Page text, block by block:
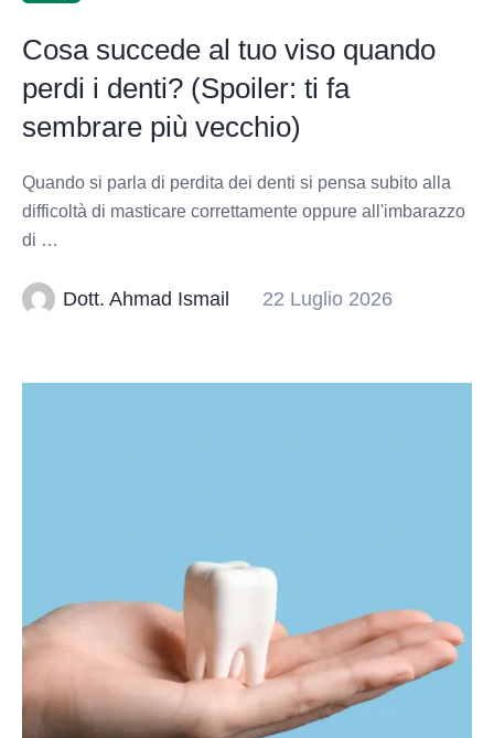
Cosa succede al tuo viso quando
perdi i denti? (Spoiler: ti fa
sembrare più vecchio)
Quando si parla di perdita dei denti si pensa subito alla
difficoltà di masticare correttamente oppure all'imbarazzo
di …
Dott. Ahmad Ismail 22 Luglio 2026